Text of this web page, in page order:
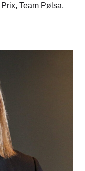
Team Pølsa,